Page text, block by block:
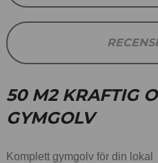
50 M2 KRAFTIG
GYMGOLV
Komplett gymgolv för din lokal